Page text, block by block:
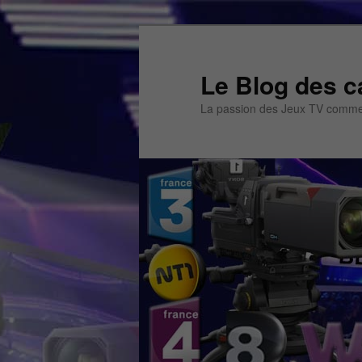
Aller
Le Blog des
La passion des Jeux TV